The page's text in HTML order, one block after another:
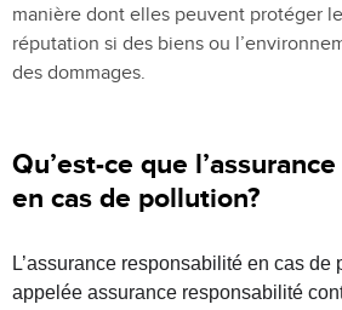
manière dont elles peuvent protéger
réputation si des biens ou
des dommages.
Qu’est-ce que
en cas de pollution?
L’assurance responsabilité en cas de
appelée assurance responsabilité